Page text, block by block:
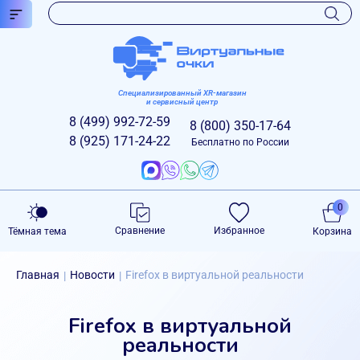
Специализированный XR-магазин
и сервисный центр
8 (499) 992-72-59
8 (925) 171-24-22
8 (800) 350-17-64
Бесплатно по России
Тёмная тема Сравнение Избранное Корзина
0
Главная | Новости | Firefox в виртуальной реальности
Firefox в виртуальной
реальности